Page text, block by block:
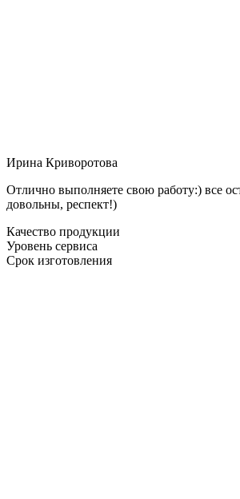
Ирина Криворотова
Отлично выполняете свою работу:) все
довольны, респект!)
Качество продукции
Уровень сервиса
Срок изготовления